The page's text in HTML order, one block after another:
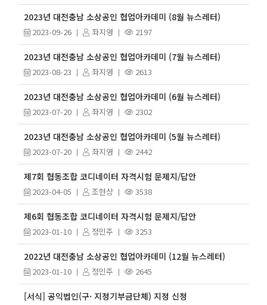
2023년 대전충남 소상공인 협업아카데미 (8월 뉴스레터)
2023-09-26 좌지영 2197
2023년 대전충남 소상공인 협업아카데미 (7월 뉴스레터)
2023-08-23 좌지영 2613
2023년 대전충남 소상공인 협업아카데미 (6월 뉴스레터)
2023-07-20 좌지영 2302
2023년 대전충남 소상공인 협업아카데미 (5월 뉴스레터)
2023-07-20 좌지영 2442
제7회 협동조합 코디네이터 자격시험 문제지/답안
2023-04-05 조현상 3538
제6회 협동조합 코디네이터 자격시험 문제지/답안
2023-01-10 정민주 3253
2022년 대전충남 소상공인 협업아카데미 (12월 뉴스레터)
2023-01-10 정민주 2645
[서식] 공익법인(구· 지정기부금단체) 지정 신청